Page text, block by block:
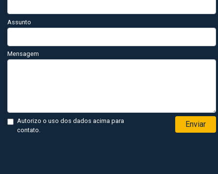
Assunto
Mensagem
Autorizo o uso dos dados acima para
contato.
Enviar